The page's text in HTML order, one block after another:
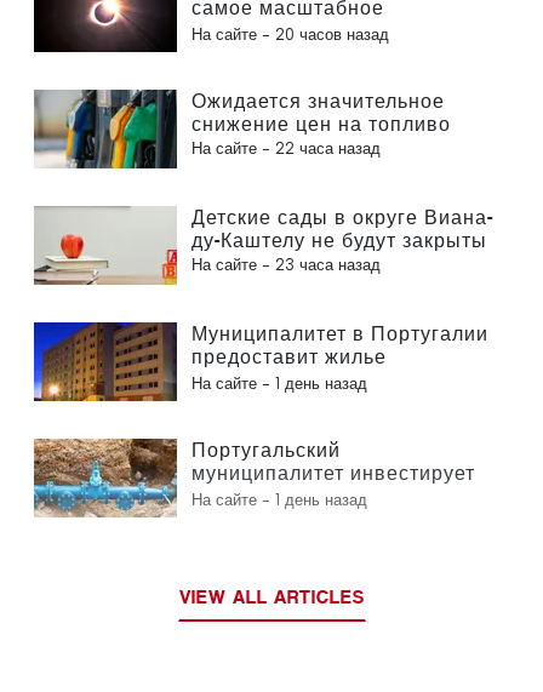
самое масштабное
солнечное затмение столетия
На сайте - 20 часов назад
Ожидается значительное
снижение цен на топливо
На сайте - 22 часа назад
Детские сады в округе Виана-
ду-Каштелу не будут закрыты
На сайте - 23 часа назад
Муниципалитет в Португалии
предоставит жилье
гражданам
На сайте - 1 день назад
Португальский
муниципалитет инвестирует
более 190 000 евро в систему
На сайте - 1 день назад
VIEW ALL ARTICLES